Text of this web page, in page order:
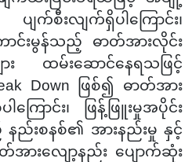
ပျက်စီးလျက်ရှိပါကြောင်း၊
င်းမွန်သည့် ဓာတ်အားလိုင်း
ား ထမ်းဆောင်နေရသဖြင့်
Down ဖြစ်၍ ဓာတ်အား
ကြောင်း၊ ဖြန့်ဖြူးမှုအပိုင်း
ည်းစနစ်၏ အားနည်းမှု နှင့်
တ်အားလျော့နည်း ပျောက်ဆုံး